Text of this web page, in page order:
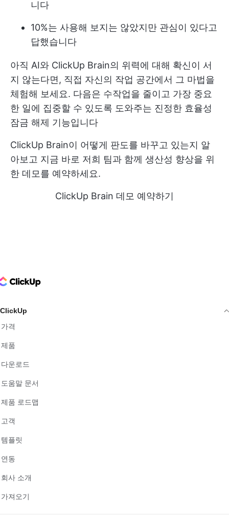
니다
10%는 사용해 보지는 않았지만 관심이 있다고
답했습니다
아직 AI와 ClickUp Brain의 위력에 대해 확신이 서
지 않는다면, 직접 자신의 작업 공간에서 그 마법을
체험해 보세요. 다음은 수작업을 줄이고 가장 중요
한 일에 집중할 수 있도록 도와주는 진정한 효율성
잠금 해제 기능입니다
ClickUp Brain이 어떻게 판도를 바꾸고 있는지 알
아보고 지금 바로 저희 팀과 함께 생산성 향상을 위
한 데모를 예약하세요.
ClickUp Brain 데모 예약하기
Logo
ClickUp
가격
제품
다운로드
도움말 문서
제품 로드맵
고객
템플릿
연동
회사 소개
가져오기